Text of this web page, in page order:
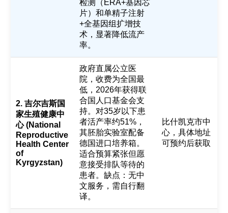
检测（ERA+基因芯
片）和单精子注射
+全基因组扩增技
术，显著降低流产
率。
2. 吉尔吉斯国
家生殖健康中
心 (National
Reproductive
Health Center
of
Kyrgyzstan)
政府直属公立医
院，收费为全国最
低，2026年获得联
合国人口基金会支
持。对35岁以下患
者活产率约51%，
其胚胎实验室配备
德国进口培养箱。
适合预算紧张但愿
意接受排队等待的
患者。缺点：无中
文服务，需自行翻
译。
比什凯克市中
心，具体地址
可预约后获取